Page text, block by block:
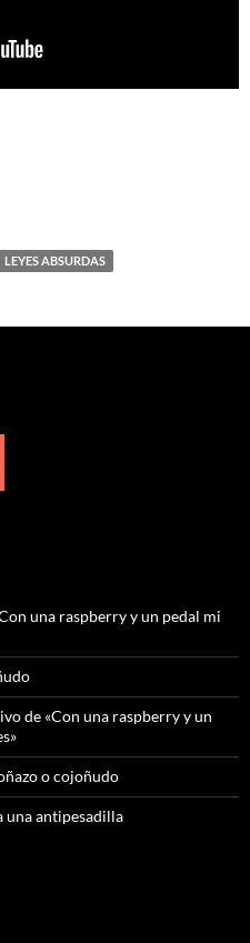
LEYES ABSURDAS
una raspberry y un pedal mi
de «Con una raspberry y un
o cojoñudo
una antipesadilla